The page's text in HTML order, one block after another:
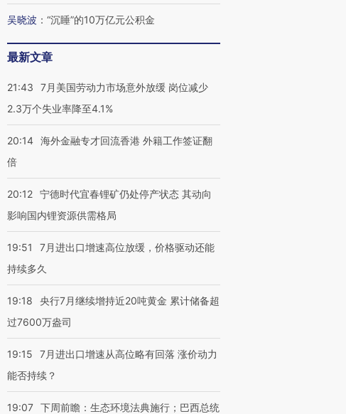
】走进第四届链博
数智科技“链”接产
【特别呈现】寻找100种
CFO：不靠规模取胜，华
吴晓波 ： “沉睡”的10万亿元公积金
最新文章
21:43
7月美国劳动力市场意外放缓 岗位减少
2.3万个失业率降至4.1%
20:14 海外金融专才回流香港 外籍工作签证翻
倍
20:12 宁德时代宜春锂矿仍处停产状态 其动向
影响国内锂资源供需格局
19:51
7月进出口增速高位放缓，价格驱动还能
持续多久
19:18
央行7月继续增持近20吨黄金 累计储备超
过7600万盎司
19:15
7月进出口增速从高位略有回落 涨价动力
能否持续？
19:07 下周前瞻：生态环境法典施行；巴西总统